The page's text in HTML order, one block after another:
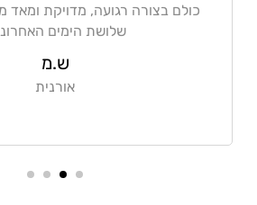
ש.מ
אורנית
כולם בצורה רגועה, מדויקת ומאד
שלושת הימים